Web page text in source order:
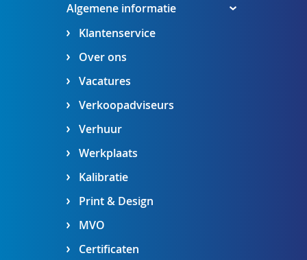
Algemene informatie
Klantenservice
Over ons
Vacatures
Verkoopadviseurs
Verhuur
Werkplaats
Kalibratie
Print & Design
MVO
Certificaten